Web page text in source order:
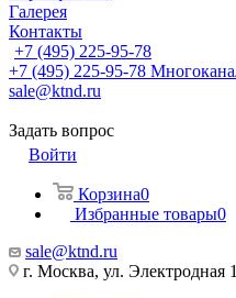
Галерея
Контакты
+7 (495) 225-95-78
+7 (495) 225-95-78
sale@ktnd.ru
Задать вопрос
Войти
Корзина0
Избранные товары0
sale@ktnd.ru
г. Москва, ул. Электродная